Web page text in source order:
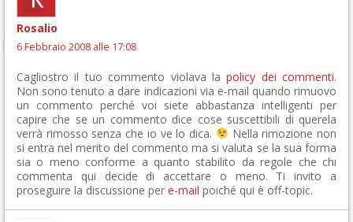
Rosalio
6 Febbraio 2008 alle 17:08
Cagliostro il tuo commento violava lapolicy dei commenti.
Non sono tenuto a dare indicazioni via e-mail quando rimuovo
un commento perché voi siete abbastanza intelligenti per
capire che se un commento dice cose suscettibili di querela
verrà rimosso senza che io ve lo dica.
Nella rimozione non
si entra nel merito del commento ma si valuta se la sua forma
sia o meno conforme a quanto stabilito da regole che chi
commenta qui decide di accettare o meno. Ti invito a
proseguire la discussione per e-mail poiché qui è off-topic.